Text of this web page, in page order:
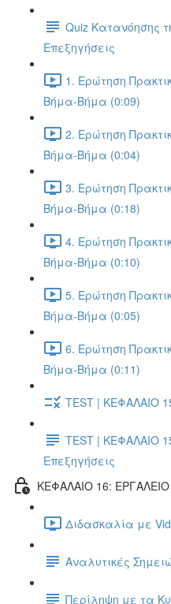
Quiz Κατανόησης
Επεξηγήσεις
1. Ερώτηση
Βήμα-Βήμα (0:09)
2. Ερώτηση
Βήμα-Βήμα (0:04)
3. Ερώτηση
Βήμα-Βήμα (0:18)
4. Ερώτηση
Βήμα-Βήμα (0:10)
5. Ερώτηση
Βήμα-Βήμα (0:05)
6. Ερώτηση
Βήμα-Βήμα (0:11)
TEST | ΚΕΦΑΛΑΙΟ
TEST | ΚΕΦΑΛΑΙΟ
Επεξηγήσεις
ΚΕΦΑΛΑΙΟ 16:
Διδασκαλία με
Αναλυτικές
Περίληψη με τα